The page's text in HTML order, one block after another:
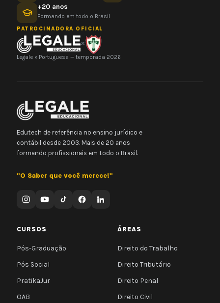
+20 anos
Formando em todo o Brasil
PATROCINADORA OFICIAL
×
Legale × Portuguesa — temporada 2026
Edutech de referência no ensino jurídico e
contábil desde 2003. Mais de 20 anos
formando profissionais em todo o Brasil.
"O Saber que você merece!"
CURSOS
Pós-Graduação
Pós Social
PratikaJur
OAB
ÁREAS
Direito do Trabalho
Direito Tributário
Direito Penal
Direito Civil